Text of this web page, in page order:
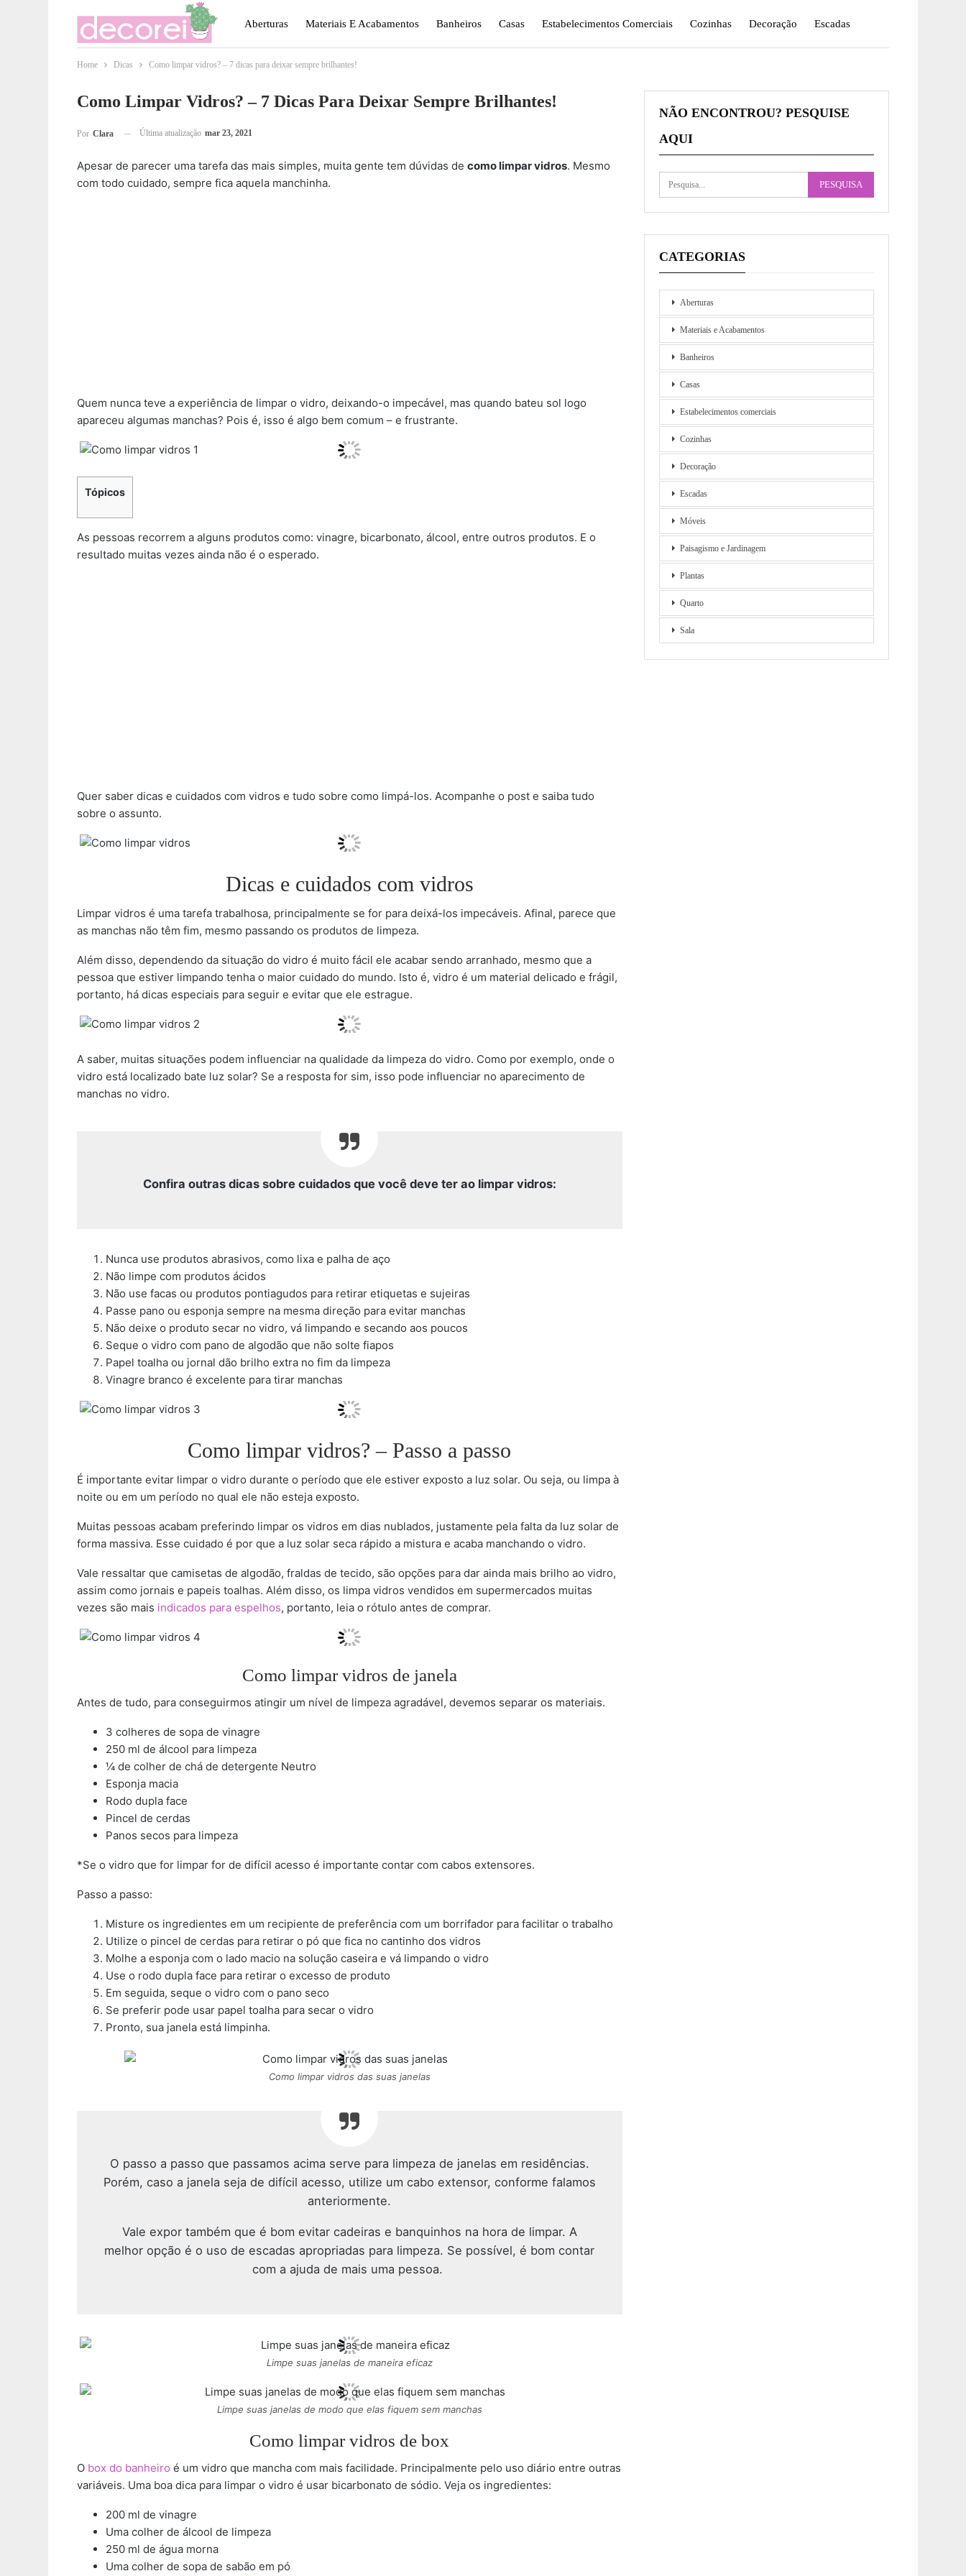
Aberturas Materiais E Acabamentos Banheiros Casas Estabelecimentos Comerciais Cozinhas Decoração Escadas
Móveis Paisagismo E Jardinagem
Home Dicas Como limpar vidros? – 7 dicas para deixar sempre brilhantes!
Como Limpar Vidros? – 7 Dicas Para Deixar Sempre Brilhantes!
Por Clara Última atualização mar 23, 2021
Apesar de parecer uma tarefa das mais simples, muita gente tem dúvidas de como limpar vidros. Mesmo
com todo cuidado, sempre fica aquela manchinha.
Quem nunca teve a experiência de limpar o vidro, deixando-o impecável, mas quando bateu sol logo
apareceu algumas manchas? Pois é, isso é algo bem comum – e frustrante.
Tópicos
As pessoas recorrem a alguns produtos como: vinagre, bicarbonato, álcool, entre outros produtos. E o
resultado muitas vezes ainda não é o esperado.
Quer saber dicas e cuidados com vidros e tudo sobre como limpá-los. Acompanhe o post e saiba tudo
sobre o assunto.
Dicas e cuidados com vidros
Limpar vidros é uma tarefa trabalhosa, principalmente se for para deixá-los impecáveis. Afinal, parece que
as manchas não têm fim, mesmo passando os produtos de limpeza.
Além disso, dependendo da situação do vidro é muito fácil ele acabar sendo arranhado, mesmo que a
pessoa que estiver limpando tenha o maior cuidado do mundo. Isto é, vidro é um material delicado e frágil,
portanto, há dicas especiais para seguir e evitar que ele estrague.
A saber, muitas situações podem influenciar na qualidade da limpeza do vidro. Como por exemplo, onde o
vidro está localizado bate luz solar? Se a resposta for sim, isso pode influenciar no aparecimento de
manchas no vidro.
Confira outras dicas sobre cuidados que você deve ter ao limpar vidros:
Nunca use produtos abrasivos, como lixa e palha de aço
Não limpe com produtos ácidos
Não use facas ou produtos pontiagudos para retirar etiquetas e sujeiras
Passe pano ou esponja sempre na mesma direção para evitar manchas
Não deixe o produto secar no vidro, vá limpando e secando aos poucos
Seque o vidro com pano de algodão que não solte fiapos
Papel toalha ou jornal dão brilho extra no fim da limpeza
Vinagre branco é excelente para tirar manchas
Como limpar vidros? – Passo a passo
É importante evitar limpar o vidro durante o período que ele estiver exposto a luz solar. Ou seja, ou limpa à
noite ou em um período no qual ele não esteja exposto.
Muitas pessoas acabam preferindo limpar os vidros em dias nublados, justamente pela falta da luz solar de
forma massiva. Esse cuidado é por que a luz solar seca rápido a mistura e acaba manchando o vidro.
Vale ressaltar que camisetas de algodão, fraldas de tecido, são opções para dar ainda mais brilho ao vidro,
assim como jornais e papeis toalhas. Além disso, os limpa vidros vendidos em supermercados muitas
vezes são mais indicados para espelhos, portanto, leia o rótulo antes de comprar.
Como limpar vidros de janela
Antes de tudo, para conseguirmos atingir um nível de limpeza agradável, devemos separar os materiais.
3 colheres de sopa de vinagre
250 ml de álcool para limpeza
¼ de colher de chá de detergente Neutro
Esponja macia
Rodo dupla face
Pincel de cerdas
Panos secos para limpeza
*Se o vidro que for limpar for de difícil acesso é importante contar com cabos extensores.
Passo a passo:
Misture os ingredientes em um recipiente de preferência com um borrifador para facilitar o trabalho
Utilize o pincel de cerdas para retirar o pó que fica no cantinho dos vidros
Molhe a esponja com o lado macio na solução caseira e vá limpando o vidro
Use o rodo dupla face para retirar o excesso de produto
Em seguida, seque o vidro com o pano seco
Se preferir pode usar papel toalha para secar o vidro
Pronto, sua janela está limpinha.
Como limpar vidros das suas janelas
O passo a passo que passamos acima serve para limpeza de janelas em residências.
Porém, caso a janela seja de difícil acesso, utilize um cabo extensor, conforme falamos
anteriormente.
Vale expor também que é bom evitar cadeiras e banquinhos na hora de limpar. A
melhor opção é o uso de escadas apropriadas para limpeza. Se possível, é bom contar
com a ajuda de mais uma pessoa.
Limpe suas janelas de maneira eficaz
Limpe suas janelas de modo que elas fiquem sem manchas
Como limpar vidros de box
O box do banheiro é um vidro que mancha com mais facilidade. Principalmente pelo uso diário entre outras
variáveis. Uma boa dica para limpar o vidro é usar bicarbonato de sódio. Veja os ingredientes:
200 ml de vinagre
Uma colher de álcool de limpeza
250 ml de água morna
Uma colher de sopa de sabão em pó
NÃO ENCONTROU? PESQUISE
AQUI
CATEGORIAS
Aberturas
Materiais e Acabamentos
Banheiros
Casas
Estabelecimentos comerciais
Cozinhas
Decoração
Escadas
Móveis
Paisagismo e Jardinagem
Plantas
Quarto
Sala